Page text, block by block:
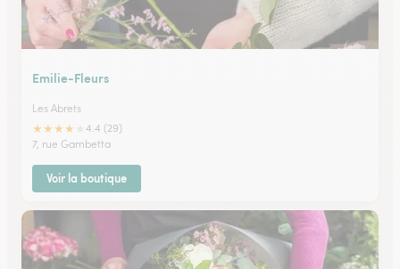
Emilie-Fleurs
Les Abrets
★★★★
4.4 (29)
7, rue Gambetta
Voir la boutique